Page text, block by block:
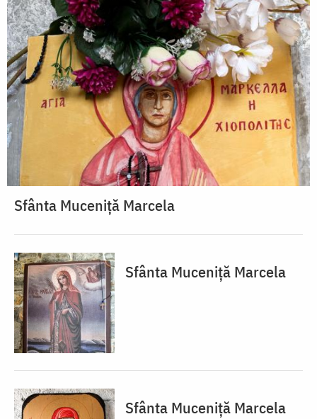
Sfânta Muceniță Marcela
Sfânta Muceniță Marcela
Sfânta Muceniță Marcela